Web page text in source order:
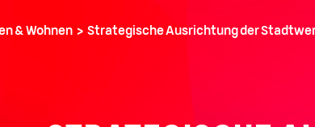
& Wohnen › Strategische Ausrichtung der